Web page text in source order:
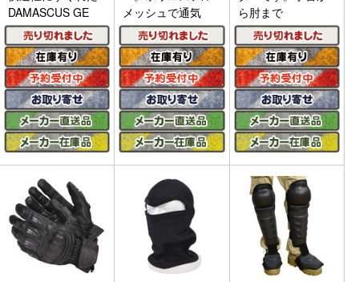
DAMASCUS GE
メッシュで通気
ら肘まで